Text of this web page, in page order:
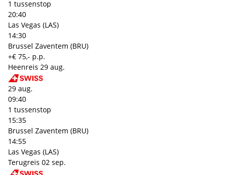
1 tussenstop
20:40
Las Vegas (LAS)
14:30
Brussel Zaventem (BRU)
+€ 75,- p.p.
Heenreis 29 aug.
29 aug.
09:40
1 tussenstop
15:35
Brussel Zaventem (BRU)
14:55
Las Vegas (LAS)
Terugreis 02 sep.